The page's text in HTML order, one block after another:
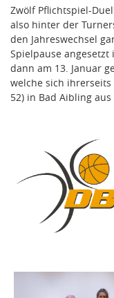
Zwölf Pflichtspiel-
also hinter der
den Jahreswechsel
Spielpause angesetzt
dann am 13. Januar
welche sich
52) in Bad Aibling